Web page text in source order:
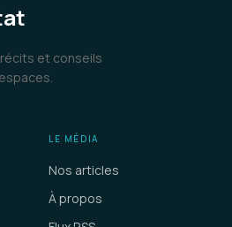
récits et conseils
LE MÉDIA
Nos articles
À propos